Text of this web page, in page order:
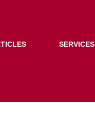
SERVICES